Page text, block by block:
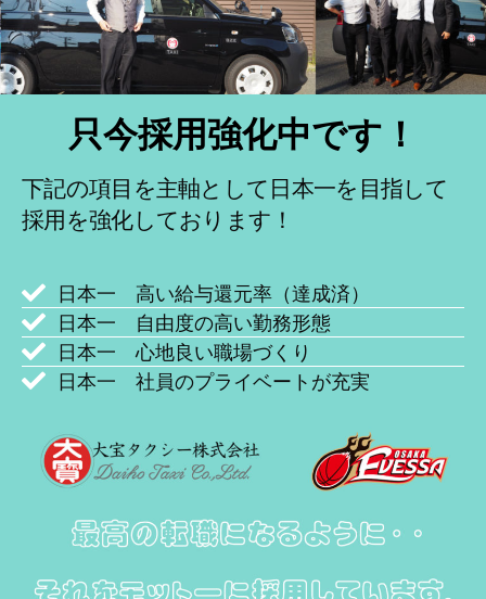
只今採用強化中です！
下記の項目を主軸として日本一を目指して
採用を強化しております！
日本一 高い給与還元率（達成済）
日本一 自由度の高い勤務形態
日本一 心地良い職場づくり
日本一 社員のプライベートが充実